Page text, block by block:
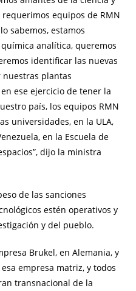
equipos de RMN
sabemos, estamos
analítica, queremos
identificar las nuevas
nuestras plantas
ese ejercicio de tener la
país, los equipos RMN
universidades, en la ULA,
en la Escuela de
dijo la ministra
de las sanciones
estén operativos y
y del pueblo.
Brukel, en Alemania, y
empresa matriz, y todos
transnacional de la